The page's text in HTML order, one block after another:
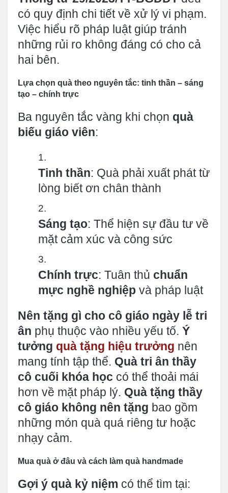
có quy định chi tiết về xử lý vi phạm.
Việc hiểu rõ pháp luật giúp tránh
những rủi ro không đáng có cho cả
hai bên.
Lựa chọn quà theo nguyên tắc: tinh thần – sáng
tạo – chính trực
Ba nguyên tắc vàng khi chọn quà
biếu giáo viên:
Tinh thần: Quà phải xuất phát từ
lòng biết ơn chân thành
Sáng tạo: Thể hiện sự đầu tư về
mặt cảm xúc và công sức
Chính trực: Tuân thủ chuẩn
mực nghề nghiệp và pháp luật
Nên tặng gì cho cô giáo ngày lễ tri
ân phụ thuộc vào nhiều yếu tố. Ý
tưởng quà tặng hiệu trưởng nên
mang tính tập thể. Quà tri ân thầy
cô cuối khóa học có thể thoải mái
hơn về mặt pháp lý. Quà tặng thầy
cô giáo không nên tặng bao gồm
những món quà quá riêng tư hoặc
nhạy cảm.
Mua quà ở đâu và cách làm quà handmade
Gợi ý quà kỷ niệm có thể tìm tại: